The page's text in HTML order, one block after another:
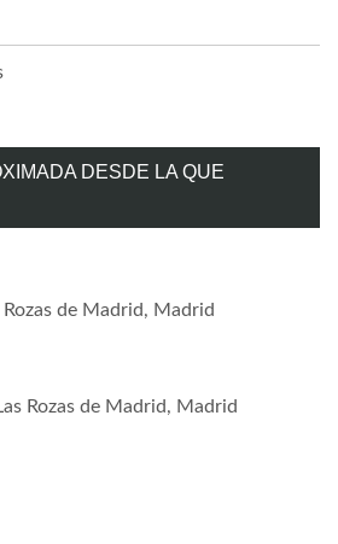
DESDE LA QUE
de Madrid, Madrid
Rozas de Madrid, Madrid